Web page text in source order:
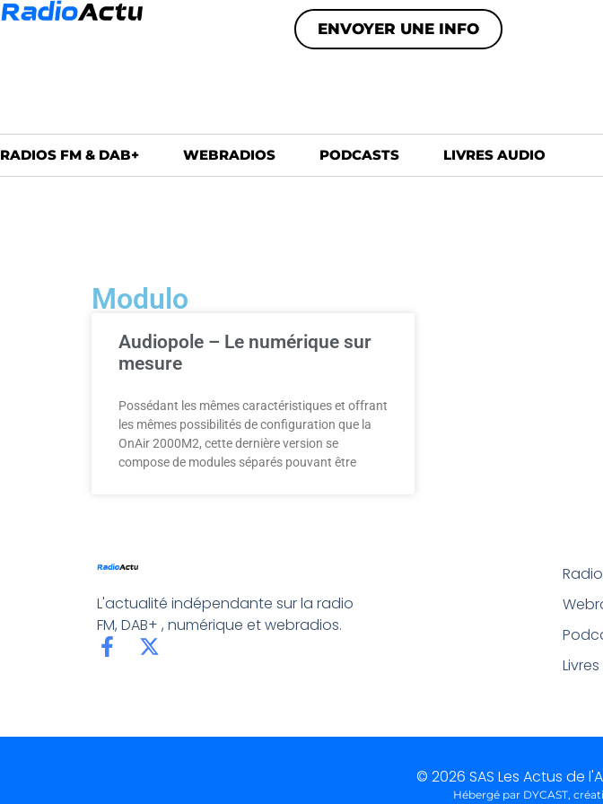
ENVOYER UNE INFO
RADIOS FM & DAB+ WEBRADIOS PODCASTS LIVRES AUDIO
Modulo
Audiopole – Le numérique sur
mesure
Possédant les mêmes caractéristiques et offrant
les mêmes possibilités de configuration que la
OnAir 2000M2, cette dernière version se
compose de modules séparés pouvant être
L'actualité indépendante sur la radio
FM, DAB+ , numérique et webradios.
© 2026 SAS Les Actus de
Hébergé par DYCAST,